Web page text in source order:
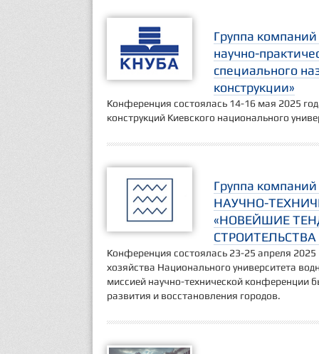
Группа
научно-
специального
конструкции»
Конференция состоялась 14-16 мая 2025
конструкций Киевского национального
Группа
НАУЧНО-
«НОВЕЙШИЕ
Конференция состоялась 23-25 апреля 2025
хозяйства Национального университета
миссией научно-технической конференции
развития и восстановления городов.